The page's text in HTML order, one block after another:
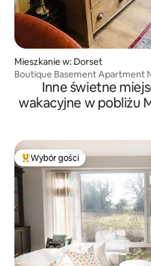
Mieszkanie w: Dorset
Boutique Basement Apartment
Inne świetne
wakacyjne w pobliżu
Najpopularniejsze z kategorii
Wybór gości